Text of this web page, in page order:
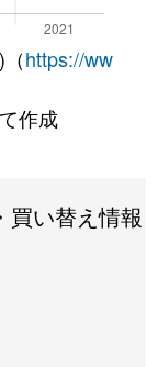
https://ww
作成
買い替え情報